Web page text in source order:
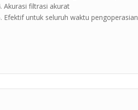
Akurasi filtrasi akurat
Efektif untuk seluruh waktu pengoperasian